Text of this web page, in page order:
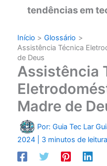
tendências em
Início
Glossário
Assistência Técnica
de Deus
Assistência
Madre de
Por: Guia Tec Lar
2024
3 minutos de leitura